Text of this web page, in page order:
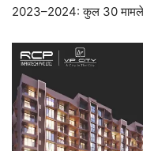
2023–2024: कुल 30